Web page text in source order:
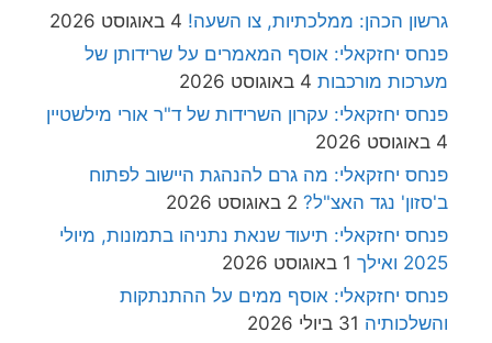
גרשון הכהן: ממלכתיות, צו השעה! 4 באוגוסט 2026
פנחס יחזקאלי: אוסף המאמרים על שרידותן של
מערכות מורכבות 4 באוגוסט 2026
פנחס יחזקאלי: עקרון השרידות של ד"ר אורי מילשטיין
4 באוגוסט 2026
פנחס יחזקאלי: מה גרם להנהגת היישוב לפתוח
ב'סזון' נגד האצ"ל? 2 באוגוסט 2026
פנחס יחזקאלי: תיעוד שנאת נתניהו בתמונות, מיולי
2025 ואילך
1 באוגוסט 2026
פנחס יחזקאלי: אוסף ממים על ההתנתקות
והשלכותיה 31 ביולי 2026